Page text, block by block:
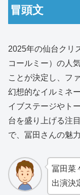
冒頭文
2025年の仙台クリ
コールミー）の人
ことが決定し、フ
幻想的なイルミネ
イブステージやト
台を盛り上げる注
で、冨田さんの魅
冨田菜
出演決